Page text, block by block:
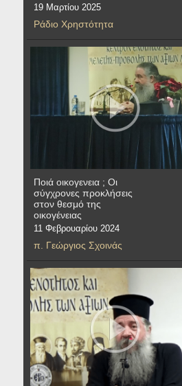
19 Μαρτίου 2025
Ράδιο Χρηστότητα
Ποιά οικογενεια ; Οι
σύγχρονες προκλήσεις
στον θεσμό της
οικογένειας
11 Φεβρουαρίου 2024
π. Γεώργιος Σχοινάς